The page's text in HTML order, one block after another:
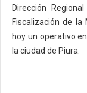
Dirección
Fiscalización de la
hoy un operativo
la ciudad de Piura.